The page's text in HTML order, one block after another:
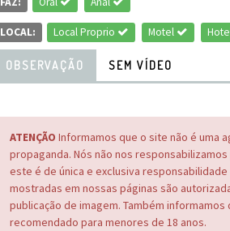
LOCAL: Local Proprio Motel
OBSERVAÇÃO SEM VÍDEO
ATENÇÃO Informamos que o site não é uma
propaganda. Nós não nos
este é de única e exclusiva
mostradas em nossas páginas são
publicação de imagem. Também
recomendado para menores de 18 anos.